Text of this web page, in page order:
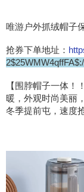
唯游户外抓绒帽子
抢券下单地址：
【围脖帽子一体
暖，外观时尚美丽
冬季提前屯，速度